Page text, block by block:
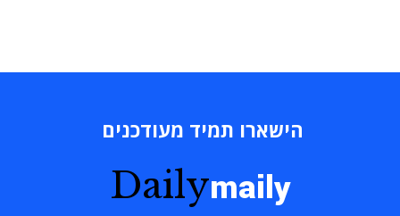
הישארו תמיד מעודכנים
Dailymaily